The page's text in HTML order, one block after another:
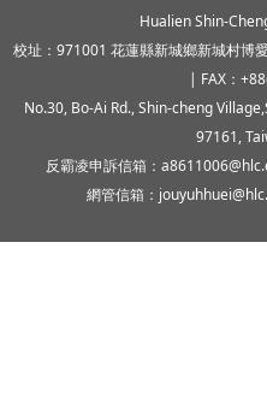
Hualien Shin-
校址：971001 花蓮縣新城鄉新城村博
| FAX：
No.30, Bo-Ai Rd., Shin-cheng
97161,
反霸凌申訴信箱：
網管信箱：